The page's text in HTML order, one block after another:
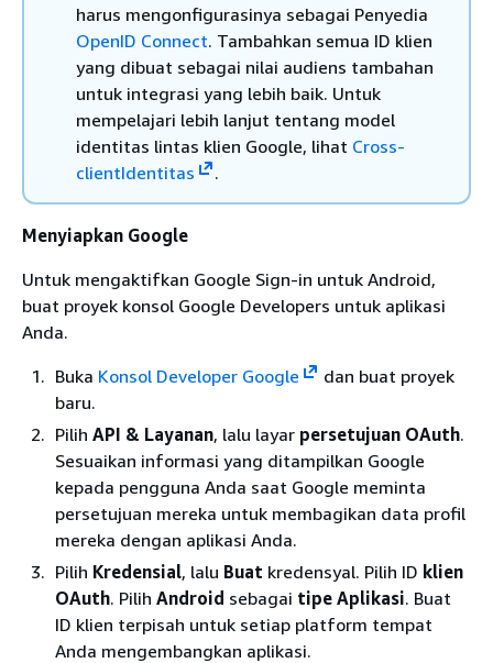
harus mengonfigurasinya sebagai Penyedia
OpenID Connect. Tambahkan semua ID klien
yang dibuat sebagai nilai audiens tambahan
untuk integrasi yang lebih baik. Untuk
mempelajari lebih lanjut tentang model
identitas lintas klien Google, lihat Cross-
clientIdentitas
.
Menyiapkan Google
Untuk mengaktifkan Google Sign-in untuk Android,
buat proyek konsol Google Developers untuk aplikasi
Anda.
Buka Konsol Developer Google
dan buat proyek
baru.
Pilih API & Layanan, lalu layar persetujuan OAuth.
Sesuaikan informasi yang ditampilkan Google
kepada pengguna Anda saat Google meminta
persetujuan mereka untuk membagikan data profil
mereka dengan aplikasi Anda.
Pilih Kredensial, lalu Buat kredensyal. Pilih ID klien
OAuth. Pilih Android sebagai tipe Aplikasi. Buat
ID klien terpisah untuk setiap platform tempat
Anda mengembangkan aplikasi.